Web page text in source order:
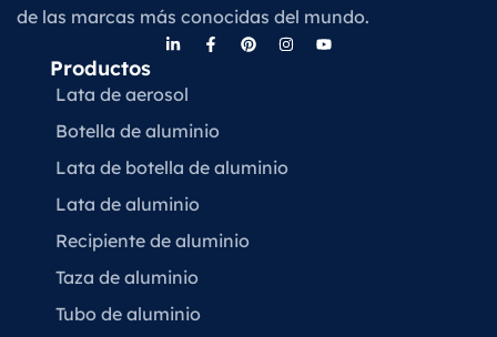
de las marcas más conocidas del mundo.
Productos
Lata de aerosol
Botella de aluminio
Lata de botella de aluminio
Lata de aluminio
Recipiente de aluminio
Taza de aluminio
Tubo de aluminio